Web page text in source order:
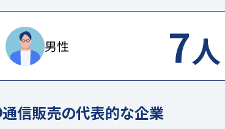
男性 7人
通信販売の代表的な企業